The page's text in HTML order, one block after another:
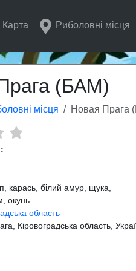
Карта Риболовні місця
(БАМ)
місця Новая Прага
карась, білий амур, щука,
окунь
область
Кіровоградська область,